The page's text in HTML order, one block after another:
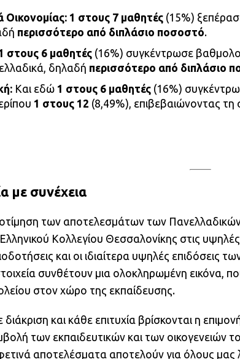
Οικονομίας: 1 στους 7 μαθητές (15%)
περισσότερο από διπλάσιο ποσοστό.
στους 6 μαθητές (16%) συγκέντρωσε
δηλαδή περισσότερο από διπλάσιο
Και εδώ 1 στους 6 μαθητές (16%)
1 στους 12 (8,49%), επιβεβαιώνοντας
με συνέχεια
των αποτελεσμάτων των
Κολλεγίου Θεσσαλονίκης στις υψηλές
και οι ιδιαίτερα υψηλές επιδόσεις
συνθέτουν μια ολοκληρωμένη εικόνα,
στον χώρο της εκπαίδευσης.
και κάθε επιτυχία βρίσκονται η
των εκπαιδευτικών και των οικογενειών
αποτελέσματα αποτελούν για όλους μας